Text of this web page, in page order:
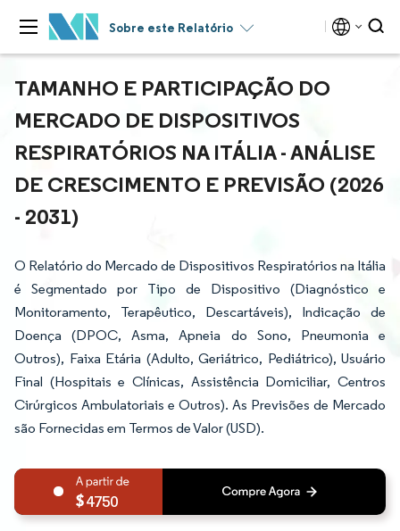
Sobre este Relatório
TAMANHO E PARTICIPAÇÃO DO
MERCADO DE DISPOSITIVOS
RESPIRATÓRIOS NA ITÁLIA - ANÁLISE
DE CRESCIMENTO E PREVISÃO (2026
- 2031)
O Relatório do Mercado de Dispositivos Respiratórios na Itália
é Segmentado por Tipo de Dispositivo (Diagnóstico e
Monitoramento, Terapêutico, Descartáveis), Indicação de
Doença (DPOC, Asma, Apneia do Sono, Pneumonia e
Outros), Faixa Etária (Adulto, Geriátrico, Pediátrico), Usuário
Final (Hospitais e Clínicas, Assistência Domiciliar, Centros
Cirúrgicos Ambulatoriais e Outros). As Previsões de Mercado
são Fornecidas em Termos de Valor (USD).
4750